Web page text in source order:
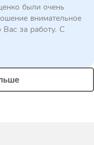
были очень
внимательное
за работу. С